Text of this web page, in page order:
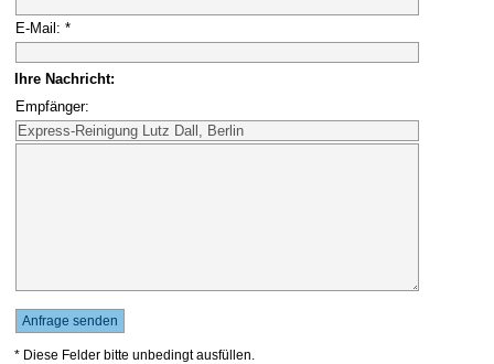
E-Mail: *
Ihre Nachricht:
Empfänger:
* Diese Felder bitte unbedingt ausfüllen.